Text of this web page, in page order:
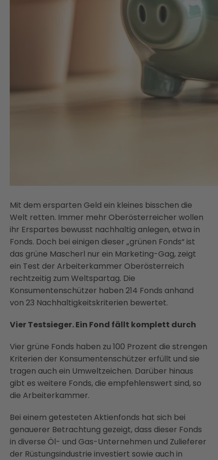
Mit dem ersparten Geld ein kleines bisschen die
Welt retten. Immer mehr Oberösterreicher wollen
ihr Erspartes bewusst nachhaltig anlegen, etwa in
Fonds. Doch bei einigen dieser „grünen Fonds“ ist
das grüne Mascherl nur ein Marketing-Gag, zeigt
ein Test der Arbeiterkammer Oberösterreich
rechtzeitig zum Weltspartag. Die
Konsumentenschützer haben 214 Fonds anhand
von 23 Nachhaltigkeitskriterien bewertet.
Vier Testsieger. Ein Fond fällt komplett durch
Vier grüne Fonds haben zu 100 Prozent die strengen
Kriterien der Konsumentenschützer erfüllt und sie
tragen auch ein Umweltzeichen. Darüber hinaus
gibt es weitere Fonds, die empfehlenswert sind, so
die Arbeiterkammer.
Bei einem getesteten Aktienfonds hat sich bei
genauerer Betrachtung gezeigt, dass dieser Fonds
in diverse Öl- und Gas-Unternehmen und Zulieferer
der Rüstungsindustrie investiert sowie auch in